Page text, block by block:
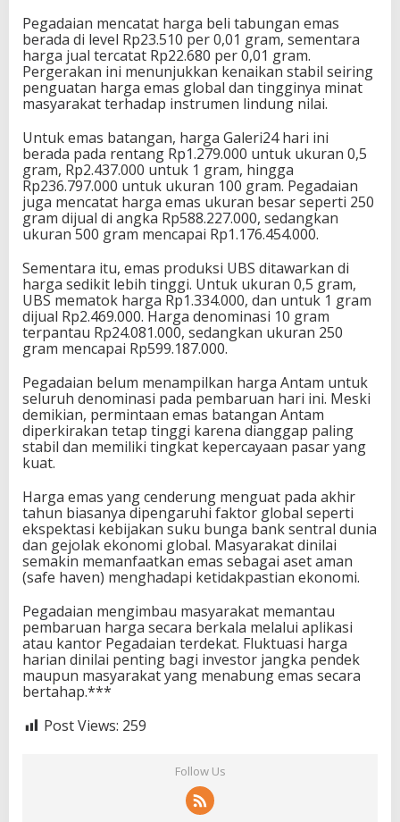
Pegadaian mencatat harga beli tabungan emas
berada di level Rp23.510 per 0,01 gram, sementara
harga jual tercatat Rp22.680 per 0,01 gram.
Pergerakan ini menunjukkan kenaikan stabil seiring
penguatan harga emas global dan tingginya minat
masyarakat terhadap instrumen lindung nilai.
Untuk emas batangan, harga Galeri24 hari ini
berada pada rentang Rp1.279.000 untuk ukuran 0,5
gram, Rp2.437.000 untuk 1 gram, hingga
Rp236.797.000 untuk ukuran 100 gram. Pegadaian
juga mencatat harga emas ukuran besar seperti 250
gram dijual di angka Rp588.227.000, sedangkan
ukuran 500 gram mencapai Rp1.176.454.000.
Sementara itu, emas produksi UBS ditawarkan di
harga sedikit lebih tinggi. Untuk ukuran 0,5 gram,
UBS mematok harga Rp1.334.000, dan untuk 1 gram
dijual Rp2.469.000. Harga denominasi 10 gram
terpantau Rp24.081.000, sedangkan ukuran 250
gram mencapai Rp599.187.000.
Pegadaian belum menampilkan harga Antam untuk
seluruh denominasi pada pembaruan hari ini. Meski
demikian, permintaan emas batangan Antam
diperkirakan tetap tinggi karena dianggap paling
stabil dan memiliki tingkat kepercayaan pasar yang
kuat.
Harga emas yang cenderung menguat pada akhir
tahun biasanya dipengaruhi faktor global seperti
ekspektasi kebijakan suku bunga bank sentral dunia
dan gejolak ekonomi global. Masyarakat dinilai
semakin memanfaatkan emas sebagai aset aman
(safe haven) menghadapi ketidakpastian ekonomi.
Pegadaian mengimbau masyarakat memantau
pembaruan harga secara berkala melalui aplikasi
atau kantor Pegadaian terdekat. Fluktuasi harga
harian dinilai penting bagi investor jangka pendek
maupun masyarakat yang menabung emas secara
bertahap.***
Post Views: 259
Follow Us